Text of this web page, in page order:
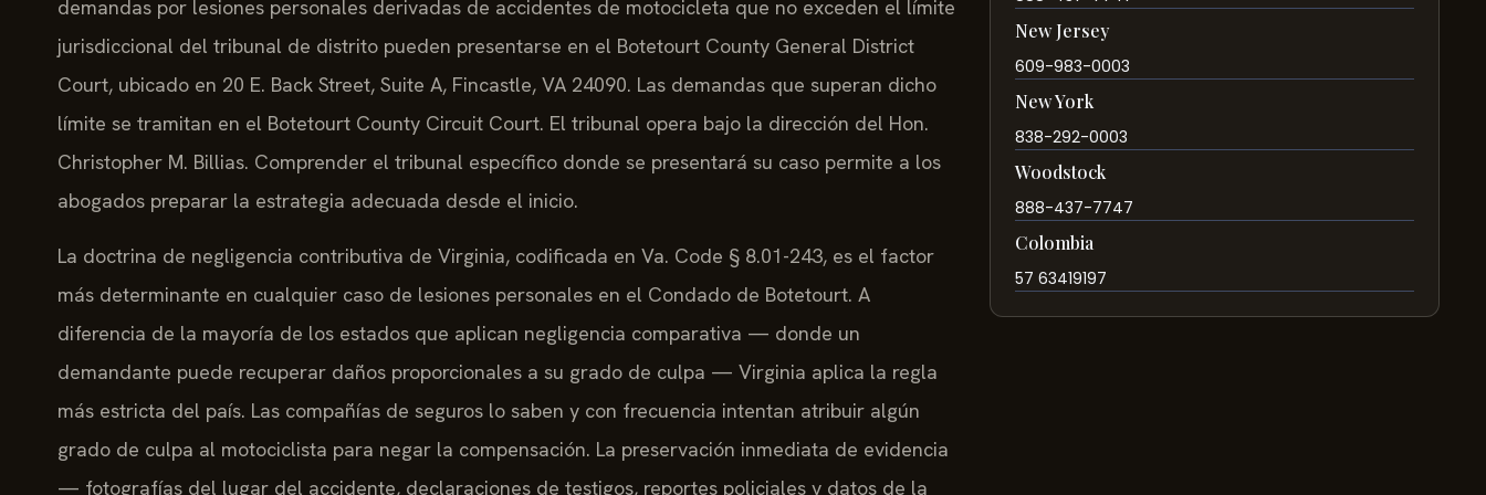
demandas por lesiones personales derivadas de accidentes de motocicleta que no exceden el límite
jurisdiccional del tribunal de distrito pueden presentarse en el Botetourt County General District
Court, ubicado en 20 E. Back Street, Suite A, Fincastle, VA 24090. Las demandas que superan dicho
límite se tramitan en el Botetourt County Circuit Court. El tribunal opera bajo la dirección del Hon.
Christopher M. Billias. Comprender el tribunal específico donde se presentará su caso permite a los
abogados preparar la estrategia adecuada desde el inicio.
La doctrina de negligencia contributiva de Virginia, codificada en Va. Code § 8.01-243, es el factor
más determinante en cualquier caso de lesiones personales en el Condado de Botetourt. A
diferencia de la mayoría de los estados que aplican negligencia comparativa — donde un
demandante puede recuperar daños proporcionales a su grado de culpa — Virginia aplica la regla
más estricta del país. Las compañías de seguros lo saben y con frecuencia intentan atribuir algún
grado de culpa al motociclista para negar la compensación. La preservación inmediata de evidencia
— fotografías del lugar del accidente, declaraciones de testigos, reportes policiales y datos de la
New Jersey
609-983-0003
New York
838-292-0003
Woodstock
888-437-7747
Colombia
57 63419197